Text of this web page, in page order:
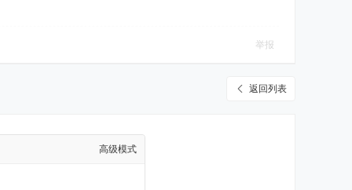
举报
返回列表
高级模式